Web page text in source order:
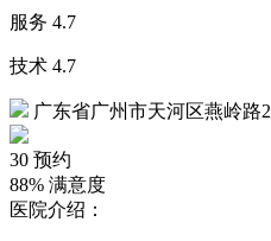
服务 4.7
技术 4.7
广东省广州市天河区燕岭路
30 预约
88% 满意度
医院介绍：